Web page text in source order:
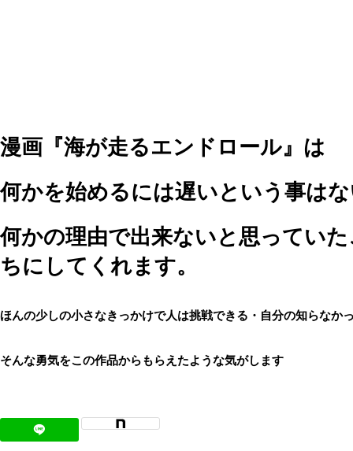
漫画『海が走るエンドロール』は
何かを始めるには遅いという事は
何かの理由で出来ないと思ってい
ちにしてくれます。
ほんの少しの小さなきっかけで人は挑戦できる・自分の知らなか
そんな勇気をこの作品からもらえたような気がします